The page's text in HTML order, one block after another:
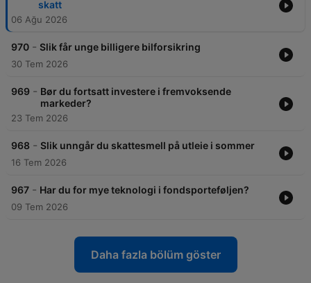
skatt
06 Ağu 2026
970 - Slik får unge billigere bilforsikring
30 Tem 2026
969 - Bør du fortsatt investere i fremvoksende
markeder?
23 Tem 2026
968 - Slik unngår du skattesmell på utleie i sommer
16 Tem 2026
967 - Har du for mye teknologi i fondsporteføljen?
09 Tem 2026
Daha fazla bölüm göster